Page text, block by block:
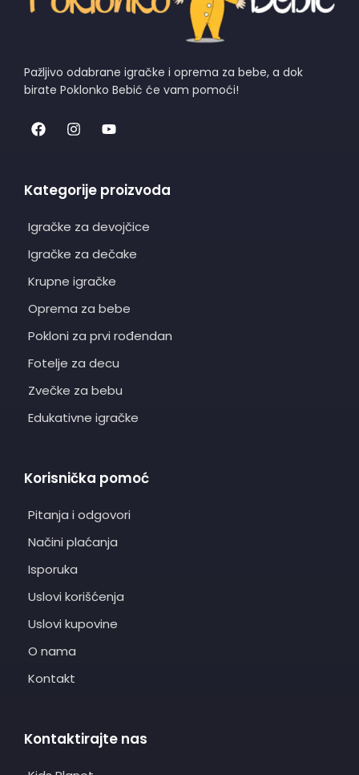
Pažljivo odabrane igračke i oprema za bebe, a dok
birate Poklonko Bebić će vam pomoći!
Kategorije proizvoda
Igračke za devojčice
Igračke za dečake
Krupne igračke
Oprema za bebe
Pokloni za prvi rođendan
Fotelje za decu
Zvečke za bebu
Edukativne igračke
Korisnička pomoć
Pitanja i odgovori
Načini plaćanja
Isporuka
Uslovi korišćenja
Uslovi kupovine
O nama
Kontakt
Kontaktirajte nas